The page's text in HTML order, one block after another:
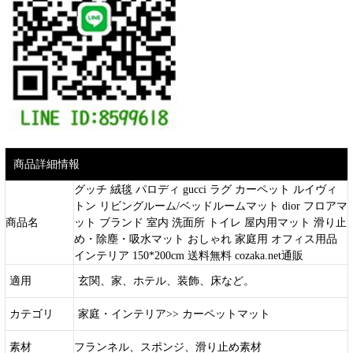
商品詳細情報
商品名
グッチ 絨毯 パロディ gucci ラグ カーペット ルイヴィ
トン リビングルーム/ベッドルームマット dior フロアマ
ット ブランド 室内 洗面所 トイレ 屋内用マット 滑り止
め・除塵・吸水マット おしゃれ 家庭用 オフィス用品
インテリア 150*200cm 送料無料 cozaka.net通販
適用 玄関、家、ホテル、装飾、床など。
カテゴリ 家庭・インテリア>> カーペットマット
素材 フランネル、スポンジ、滑り止め素材